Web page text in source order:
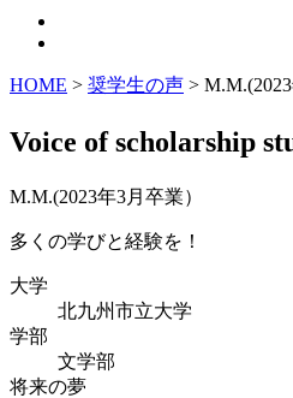
HOME > 奨学生の声 >
Voice of scholarship
M.M.(2023年3月卒業）
多くの学びと経験を！
大学
北九州市立大学
学部
文学部
将来の夢